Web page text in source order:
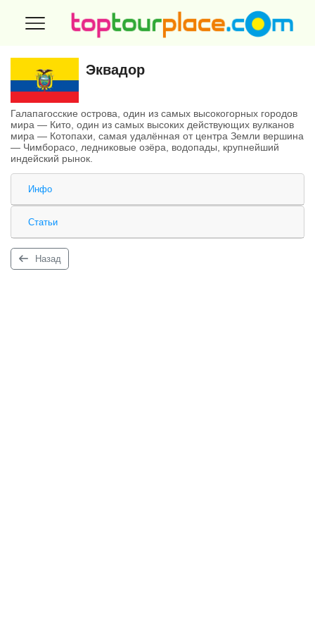
Эквадор
Галапагосские острова, один из самых высокогорных городов
мира — Кито, один из самых высоких действующих вулканов
мира — Котопахи, самая удалённая от центра Земли вершина
— Чимборасо, ледниковые озёра, водопады, крупнейший
индейский рынок.
Инфо
Статьи
Назад